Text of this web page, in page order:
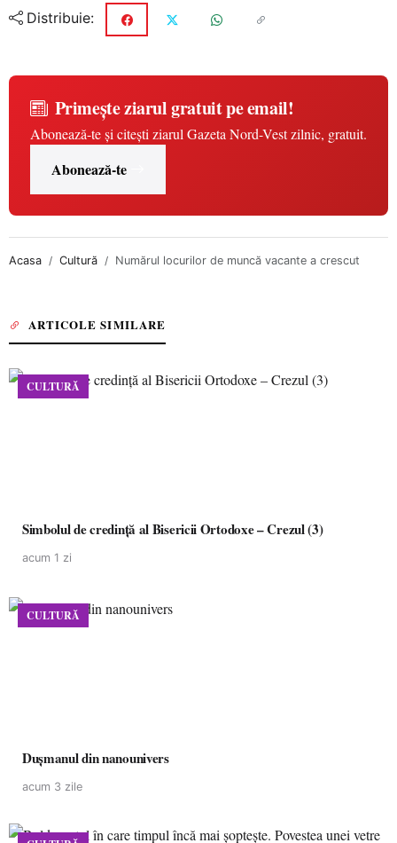
Distribuie:
Primește ziarul gratuit pe email!
Abonează-te și citești ziarul Gazeta Nord-Vest zilnic, gratuit.
Abonează-te
Acasa Cultură Numărul locurilor de muncă vacante a crescut
ARTICOLE SIMILARE
CULTURĂ
Simbolul de credinţă al Bisericii Ortodoxe – Crezul (3)
acum 1 zi
CULTURĂ
Dușmanul din nanounivers
acum 3 zile